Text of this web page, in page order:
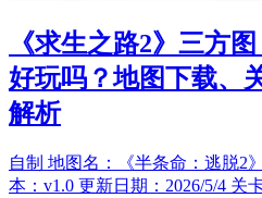
《求生之路2》三方
好玩吗？地图下载、
解析
自制 地图名：《半条命：逃脱2
本：v1.0 更新日期：2026/5/4 关